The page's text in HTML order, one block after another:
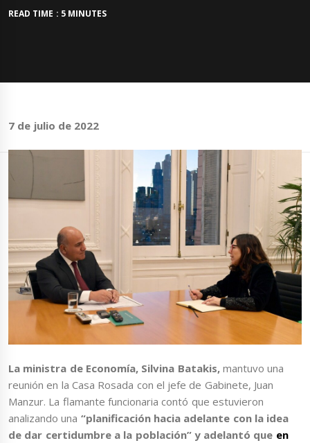
READ TIME : 5 MINUTES
7 de julio de 2022
La ministra de Economía, Silvina Batakis,mantuvo una
reunión en la Casa Rosada con el jefe de Gabinete, Juan
Manzur. La flamante funcionaria contó que estuvieron
analizando una “planificación hacia adelante con la idea
de dar certidumbre a la población” y adelantó que en